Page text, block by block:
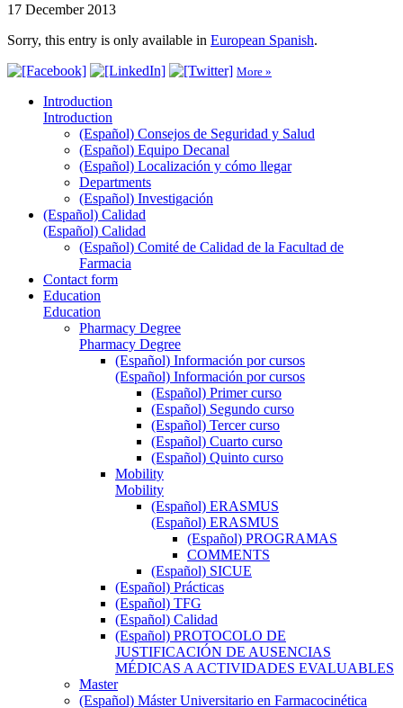
17 December 2013
Sorry, this entry is only available in European Spanish.
More »
Introduction
Introduction
(Español) Consejos de Seguridad y Salud
(Español) Equipo Decanal
(Español) Localización y cómo llegar
Departments
(Español) Investigación
(Español) Calidad
(Español) Calidad
(Español) Comité de Calidad de la Facultad de
Farmacia
Contact form
Education
Education
Pharmacy Degree
Pharmacy Degree
(Español) Información por cursos
(Español) Información por cursos
(Español) Primer curso
(Español) Segundo curso
(Español) Tercer curso
(Español) Cuarto curso
(Español) Quinto curso
Mobility
Mobility
(Español) ERASMUS
(Español) ERASMUS
(Español) PROGRAMAS
COMMENTS
(Español) SICUE
(Español) Prácticas
(Español) TFG
(Español) Calidad
(Español) PROTOCOLO DE
JUSTIFICACIÓN DE AUSENCIAS
MÉDICAS A ACTIVIDADES EVALUABLES
Master
(Español) Máster Universitario en Farmacocinética